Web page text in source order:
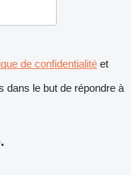
de confidentialité et
dans le but de répondre à